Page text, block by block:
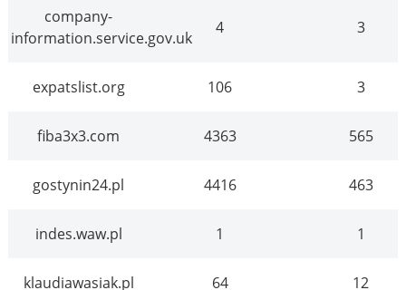
company-
information.service.gov.uk
4 3
expatslist.org 106 3
fiba3x3.com 4363 565
gostynin24.pl 4416 463
indes.waw.pl 1 1
klaudiawasiak.pl 64 12